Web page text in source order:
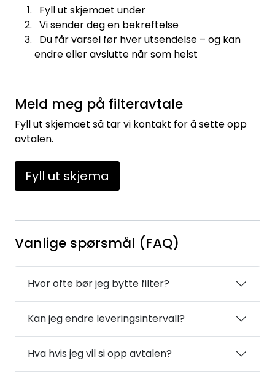
Fyll ut skjemaet under
Vi sender deg en bekreftelse
Du får varsel før hver utsendelse – og kan
endre eller avslutte når som helst
Meld meg på filteravtale
Fyll ut skjemaet så tar vi kontakt for å sette opp
avtalen.
Fyll ut skjema
Vanlige spørsmål (FAQ)
Hvor ofte bør jeg bytte filter?
Kan jeg endre leveringsintervall?
Hva hvis jeg vil si opp avtalen?
FILTERMEDIA
VARMEANLEGG
DIFFUSOR
LAGERSALG
Marked
Om oss
Kontakt